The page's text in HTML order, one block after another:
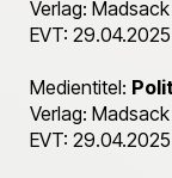
Verlag: Madsack
EVT: 29.04.2025
Medientitel:
Verlag: Madsack
EVT: 29.04.2025